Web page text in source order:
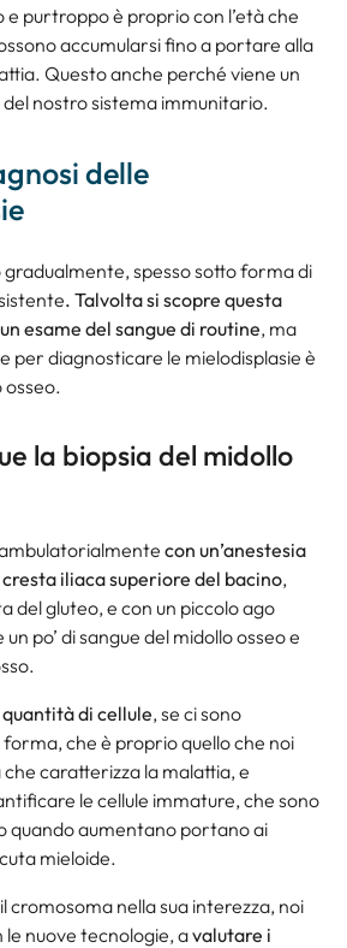
purtroppo è proprio con l’età che
accumularsi fino a portare alla
Questo anche perché viene un
del nostro sistema immunitario.
delle
spesso sotto forma di
. Talvolta si scopre questa
esame del sangue di routine, ma
per diagnosticare le mielodisplasie è
osseo.
la biopsia del midollo
con un’anestesia
iliaca superiore del bacino,
del gluteo, e con un piccolo ago
po’ di sangue del midollo osseo e
di cellule, se ci sono
che è proprio quello che noi
caratterizza la malattia, e
le cellule immature, che sono
quando aumentano portano ai
mieloide.
cromosoma nella sua interezza, noi
nuove tecnologie, avalutare i